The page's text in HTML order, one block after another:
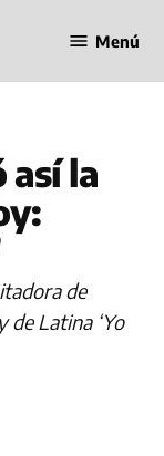
Menú
así la
de
de Latina ‘Yo